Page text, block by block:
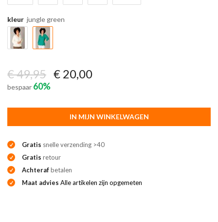
kleur jungle green
€ 49,95 € 20,00
bespaar 60%
IN MIJN WINKELWAGEN
Gratis snelle verzending >40
Gratis retour
Achterafbetalen
Maat advies Alle artikelen zijn opgemeten